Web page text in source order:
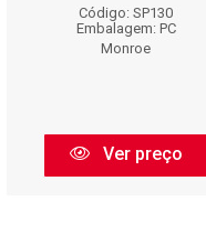
Código: SP130
Embalagem: PC
Monroe
Ver preço